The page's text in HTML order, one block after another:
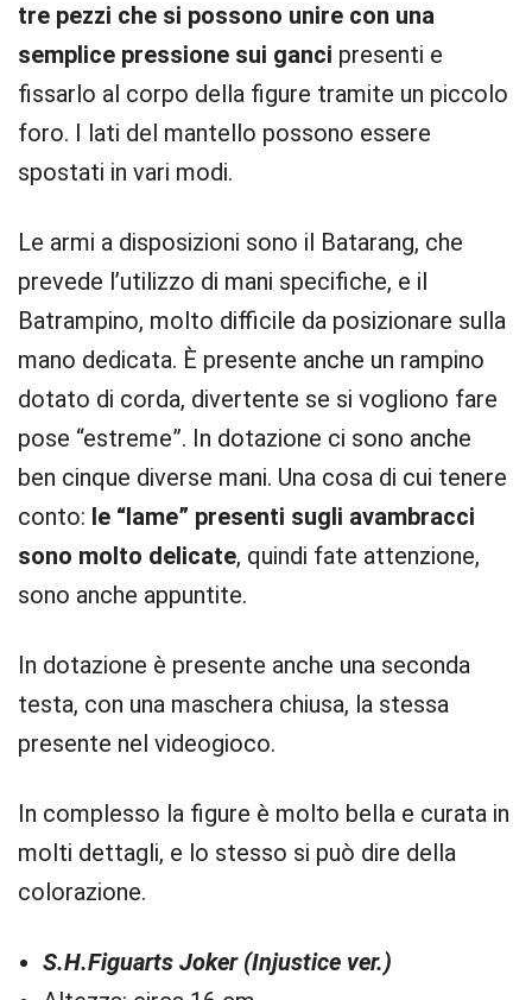
tre pezzi che si possono unire con una
semplice pressione sui ganci presenti e
fissarlo al corpo della figure tramite un piccolo
foro. I lati del mantello possono essere
spostati in vari modi.
Le armi a disposizioni sono il Batarang, che
prevede l’utilizzo di mani specifiche, e il
Batrampino, molto difficile da posizionare sulla
mano dedicata. È presente anche un rampino
dotato di corda, divertente se si vogliono fare
pose “estreme”. In dotazione ci sono anche
ben cinque diverse mani. Una cosa di cui tenere
conto: le “lame” presenti sugli avambracci
sono molto delicate, quindi fate attenzione,
sono anche appuntite.
In dotazione è presente anche una seconda
testa, con una maschera chiusa, la stessa
presente nel videogioco.
In complesso la figure è molto bella e curata in
molti dettagli, e lo stesso si può dire della
colorazione.
S.H.Figuarts Joker (Injustice ver.)